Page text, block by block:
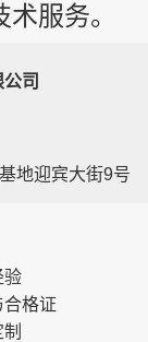
服务。
司
地迎宾大街9号
验
合格证